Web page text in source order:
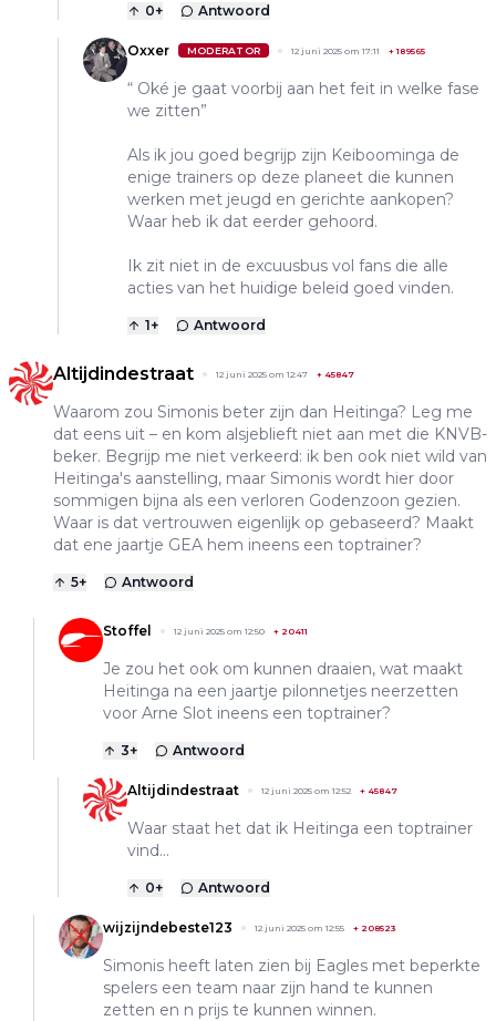
0+ Antwoord
Oxxer MODERATOR 12 juni 2025 om 17:11 +189565
“ Oké je gaat voorbij aan het feit in welke fase
we zitten”
Als ik jou goed begrijp zijn Keiboominga de
enige trainers op deze planeet die kunnen
werken met jeugd en gerichte aankopen?
Waar heb ik dat eerder gehoord.
Ik zit niet in de excuusbus vol fans die alle
acties van het huidige beleid goed vinden.
1+ Antwoord
Altijdindestraat 12 juni 2025 om 12:47 + 45847
Waarom zou Simonis beter zijn dan Heitinga? Leg me
dat eens uit – en kom alsjeblieft niet aan met die KNVB-
beker. Begrijp me niet verkeerd: ik ben ook niet wild van
Heitinga's aanstelling, maar Simonis wordt hier door
sommigen bijna als een verloren Godenzoon gezien.
Waar is dat vertrouwen eigenlijk op gebaseerd? Maakt
dat ene jaartje GEA hem ineens een toptrainer?
5+ Antwoord
Stoffel 12 juni 2025 om 12:50 + 20411
Je zou het ook om kunnen draaien, wat maakt
Heitinga na een jaartje pilonnetjes neerzetten
voor Arne Slot ineens een toptrainer?
3+ Antwoord
Altijdindestraat 12 juni 2025 om 12:52 + 45847
Waar staat het dat ik Heitinga een toptrainer
vind...
0+ Antwoord
wijzijndebeste123 12 juni 2025 om 12:55 + 208523
Simonis heeft laten zien bij Eagles met beperkte
spelers een team naar zijn hand te kunnen
zetten en n prijs te kunnen winnen.